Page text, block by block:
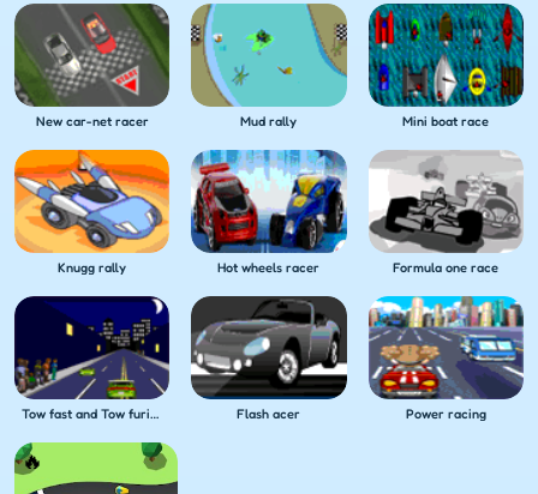
New car-net racer Mud rally Mini boat race
Knugg rally Hot wheels racer Formula one race
Tow fast and Tow furious Flash acer Power racing